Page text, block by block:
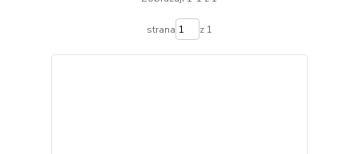
strana z 1